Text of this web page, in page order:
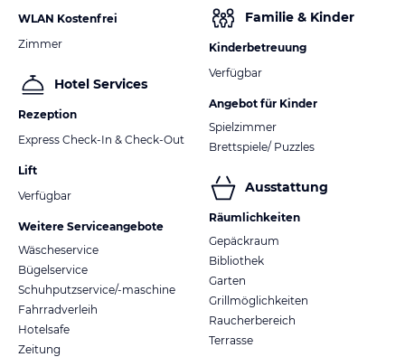
WLAN Kostenfrei
Zimmer
Hotel Services
Rezeption
Express Check-In & Check-Out
Lift
Verfügbar
Weitere Serviceangebote
Wäscheservice
Bügelservice
Schuhputzservice/-maschine
Fahrradverleih
Hotelsafe
Zeitung
Familie & Kinder
Kinderbetreuung
Verfügbar
Angebot für Kinder
Spielzimmer
Brettspiele/ Puzzles
Ausstattung
Räumlichkeiten
Gepäckraum
Bibliothek
Garten
Grillmöglichkeiten
Raucherbereich
Terrasse